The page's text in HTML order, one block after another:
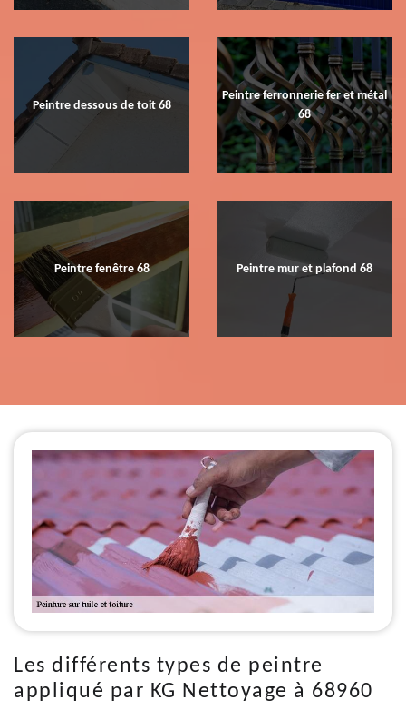
Peintre dessous de toit 68
Peintre ferronnerie fer et métal
68
Peintre fenêtre 68 Peintre mur et plafond 68
Les différents types de peintre
appliqué par KG Nettoyage à 68960